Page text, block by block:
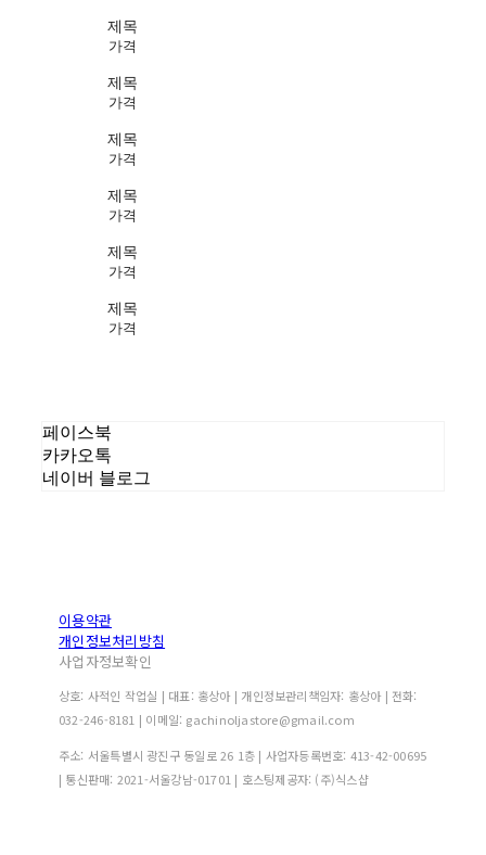
제목
가격
제목
가격
제목
가격
제목
가격
제목
가격
제목
가격
페이스북
카카오톡
네이버 블로그
이용약관
개인정보처리방침
사업자정보확인
상호: 사적인 작업실 | 대표: 홍상아 | 개인정보관리책임자: 홍상아 | 전화:
032-246-8181 | 이메일: gachinoljastore@gmail.com
주소: 서울특별시 광진구 동일로 26 1층 | 사업자등록번호: 413-42-00695
| 통신판매: 2021-서울강남-01701 | 호스팅제공자: (주)식스샵